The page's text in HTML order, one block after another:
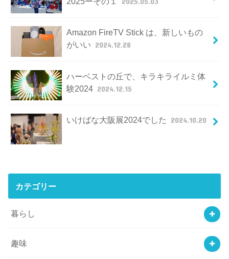
Amazon FireTV Stick は、新しいもの
がいい 2024.12.28
ハーベストの丘で、キラキライルミ体
験2024 2024.12.15
いけばな大阪展2024でした 2024.10.20
カテゴリー
暮らし
趣味